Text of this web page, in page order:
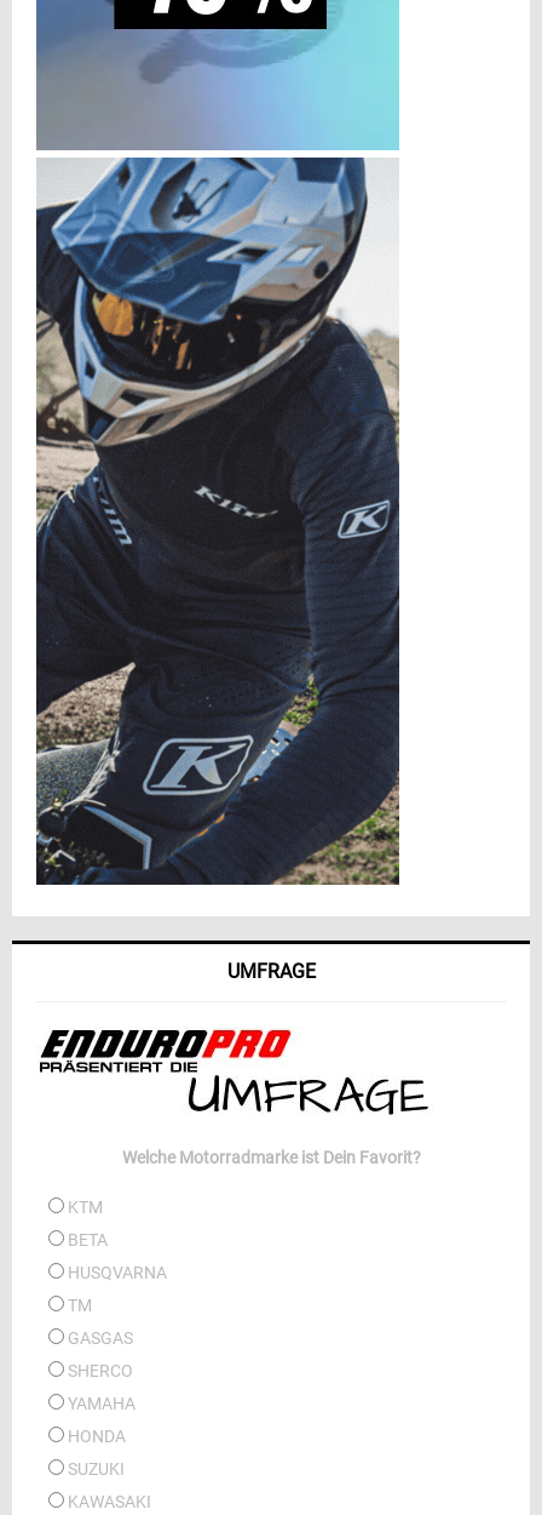
UMFRAGE
Welche Motorradmarke ist Dein Favorit?
KTM
BETA
HUSQVARNA
TM
GASGAS
SHERCO
YAMAHA
HONDA
SUZUKI
KAWASAKI